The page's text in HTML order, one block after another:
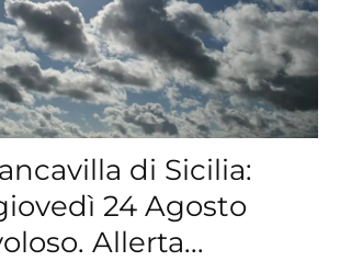
di Sicilia:
24 Agosto
Allerta...